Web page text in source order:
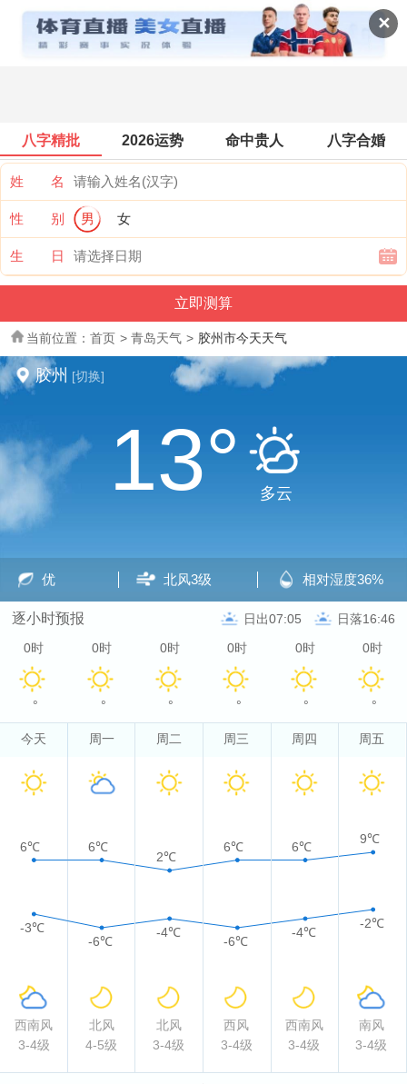
✕
全国天气
八字精批 2026运势 命中贵人 八字合婚
姓 名
性 别 男 女
生 日
当前位置： 首页 > 青岛天气 > 胶州市今天天气
胶州 [切换]
13° 多云
优 北风3级 相对湿度36%
逐小时预报 日出07:05 日落16:46
0时
°
0时
°
0时
°
0时
°
0时
°
0时
°
今天 周一 周二 周三 周四 周五
6℃ 6℃
2℃
6℃ 6℃
9℃
-3℃
-6℃
-4℃
-6℃
-4℃
-2℃
西南风 北风 北风 西风 西南风
南风
3-4级
4-5级 3-4级 3-4级 3-4级 3-4级